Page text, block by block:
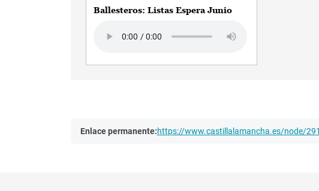
Ballesteros: Listas Espera Junio
Enlace permanente:https://www.castillalamancha.es/node/